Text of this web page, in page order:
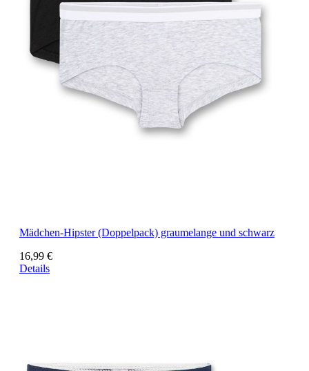
Mädchen-Hipster (Doppelpack) graumelange und schwarz
16,99 €
Details